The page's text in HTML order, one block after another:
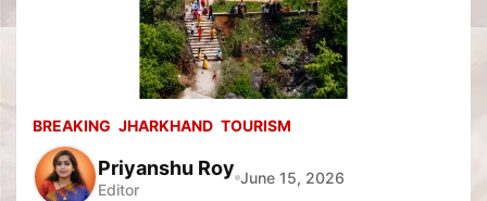
BREAKING JHARKHAND TOURISM
Priyanshu Roy
Editor
June 15, 2026